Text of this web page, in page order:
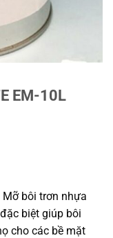
EM-10L
Mỡ bôi trơn nhựa
biệt giúp bôi
cho các bề mặt